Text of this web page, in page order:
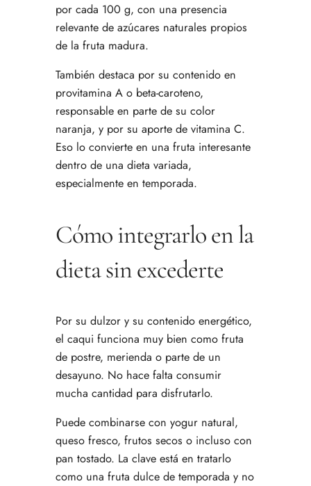
por cada 100 g, con una presencia
relevante de azúcares naturales propios
de la fruta madura.
También destaca por su contenido en
provitamina A o beta-caroteno,
responsable en parte de su color
naranja, y por su aporte de vitamina C.
Eso lo convierte en una fruta interesante
dentro de una dieta variada,
especialmente en temporada.
Cómo integrarlo en la
dieta sin excederte
Por su dulzor y su contenido energético,
el caqui funciona muy bien como fruta
de postre, merienda o parte de un
desayuno. No hace falta consumir
mucha cantidad para disfrutarlo.
Puede combinarse con yogur natural,
queso fresco, frutos secos o incluso con
pan tostado. La clave está en tratarlo
como una fruta dulce de temporada y no